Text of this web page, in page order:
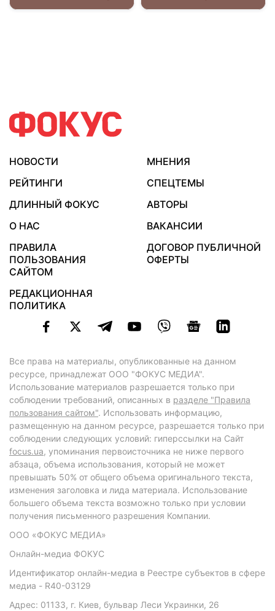
НОВОСТИ
МНЕНИЯ
РЕЙТИНГИ
СПЕЦТЕМЫ
ДЛИННЫЙ ФОКУС
АВТОРЫ
О НАС
ВАКАНСИИ
ПРАВИЛА
ПОЛЬЗОВАНИЯ
САЙТОМ
ДОГОВОР ПУБЛИЧНОЙ
ОФЕРТЫ
РЕДАКЦИОННАЯ
ПОЛИТИКА
Все права на материалы, опубликованные на данном
ресурсе, принадлежат ООО "ФОКУС МЕДИА".
Использование материалов разрешается только при
соблюдении требований, описанных в разделе "Правила
пользования сайтом". Использовать информацию,
размещенную на данном ресурсе, разрешается только при
соблюдении следующих условий: гиперссылки на Сайт
focus.ua, упоминания первоисточника не ниже первого
абзаца, объема использования, который не может
превышать 50% от общего объема оригинального текста,
изменения заголовка и лида материала. Использование
большего объема текста возможно только при условии
получения письменного разрешения Компании.
ООО «ФОКУС МЕДИА»
Онлайн-медиа ФОКУС
Идентификатор онлайн-медиа в Реестре субъектов в сфере
медиа - R40-03129
Адрес: 01133, г. Киев, бульвар Леси Украинки, 26